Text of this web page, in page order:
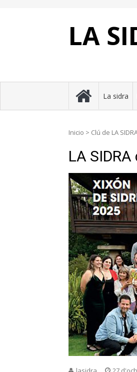
LA
La sidra
Inicio > Clú de LA
LA SIDRA